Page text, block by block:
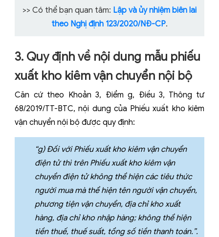
>> Có thể bạn quan tâm: Lập và ủy nhiệm biên lai
theo Nghị định 123/2020/NĐ-CP.
3. Quy định về nội dung mẫu phiếu
xuất kho kiêm vận chuyển nội bộ
Căn cứ theo Khoản 3, Điểm g, Điều 3, Thông tư
68/2019/TT-BTC, nội dung của Phiếu xuất kho kiêm
vận chuyển nội bộ được quy định:
“g) Đối với Phiếu xuất kho kiêm vận chuyển
điện tử thì trên Phiếu xuất kho kiêm vận
chuyển điện tử không thể hiện các tiêu thức
người mua mà thể hiện tên người vận chuyển,
phương tiện vận chuyển, địa chỉ kho xuất
hàng, địa chỉ kho nhập hàng; không thể hiện
tiền thuế, thuế suất, tổng số tiền thanh toán.”.